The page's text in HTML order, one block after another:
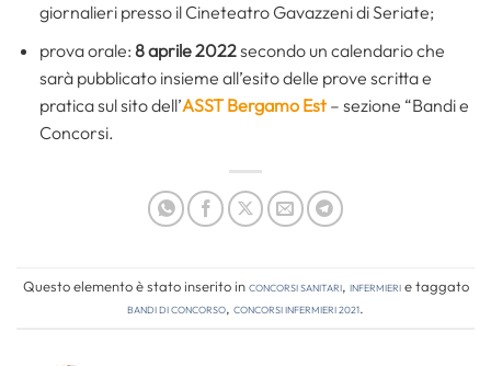
giornalieri presso il Cineteatro Gavazzeni di Seriate;
prova orale: 8 aprile 2022secondo un calendario che
sarà pubblicato insieme all’esito delle prove scritta e
pratica sul sito dell’ASST Bergamo Est– sezione “Bandi e
Concorsi.
Questo elemento è stato inserito inConcorsi Sanitari, Infermierie taggato
bandi di concorso, concorsi infermieri 2021.